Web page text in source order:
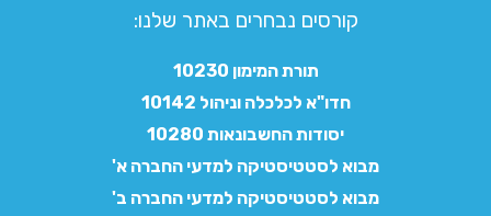
קורסים נבחרים באתר שלנו:​
תורת המימון 10230
חדו"א לכלכלה וניהול 10142
יסודות החשבונאות 10280
מבוא לסטטיסטיקה למדעי החברה א'
מבוא לסטטיסטיקה למדעי החברה ב'